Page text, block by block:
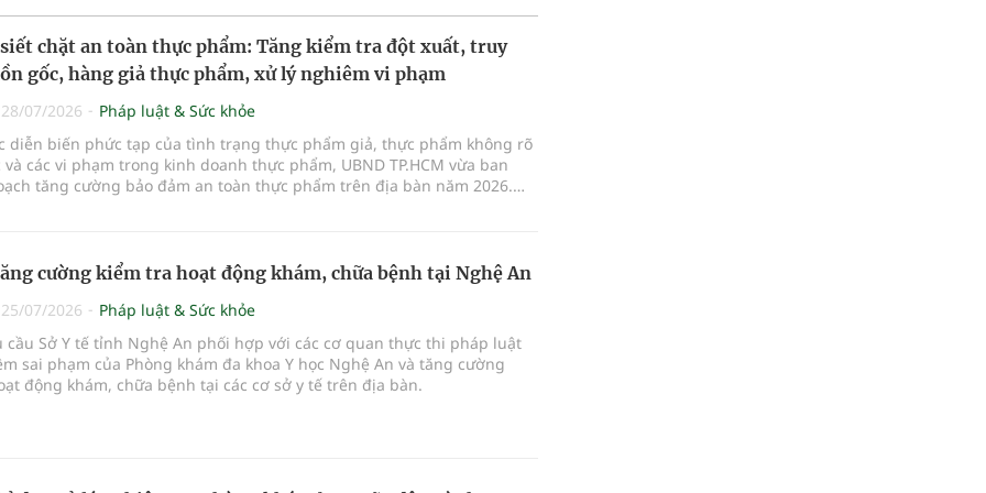
chặt an toàn thực phẩm: Tăng kiểm tra đột xuất, truy
gốc, hàng giả thực phẩm, xử lý nghiêm vi phạm
28/07/2026
Pháp luật & Sức khỏe
diễn biến phức tạp của tình trạng thực phẩm giả, thực phẩm không rõ
các vi phạm trong kinh doanh thực phẩm, UBND TP.HCM vừa ban
tăng cường bảo đảm an toàn thực phẩm trên địa bàn năm 2026.
vệ sức khỏe.
cường kiểm tra hoạt động khám, chữa bệnh tại Nghệ An
25/07/2026
Pháp luật & Sức khỏe
cầu Sở Y tế tỉnh Nghệ An phối hợp với các cơ quan thực thi pháp luật
sai phạm của Phòng khám đa khoa Y học Nghệ An và tăng cường
động khám, chữa bệnh tại các cơ sở y tế trên địa bàn.